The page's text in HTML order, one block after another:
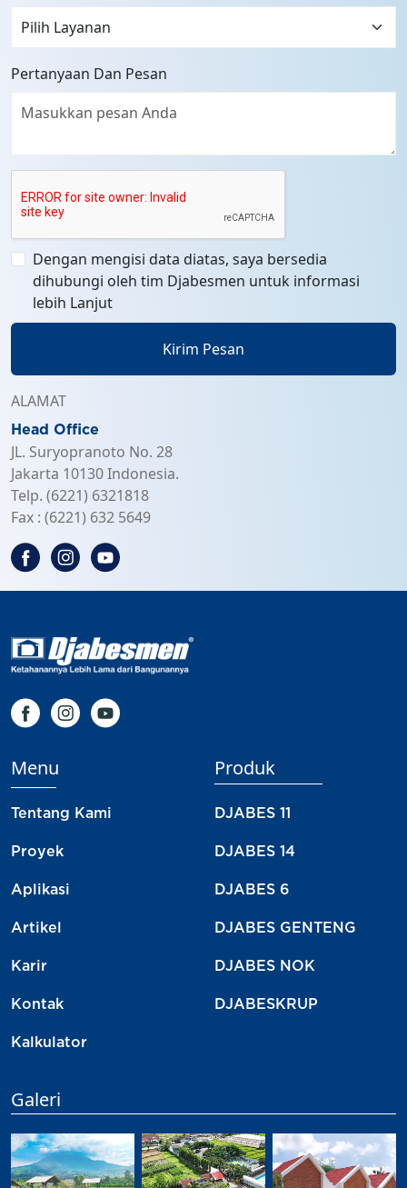
Pertanyaan Dan Pesan
Dengan mengisi data diatas, saya bersedia
dihubungi oleh tim Djabesmen untuk informasi
lebih Lanjut
Kirim Pesan
ALAMAT
Head Office
JL. Suryopranoto No. 28
Jakarta 10130 Indonesia.
Telp. (6221) 6321818
Fax : (6221) 632 5649
Menu
Tentang Kami
Proyek
Aplikasi
Artikel
Karir
Kontak
Kalkulator
Produk
DJABES 11
DJABES 14
DJABES 6
DJABES GENTENG
DJABES NOK
DJABESKRUP
Galeri